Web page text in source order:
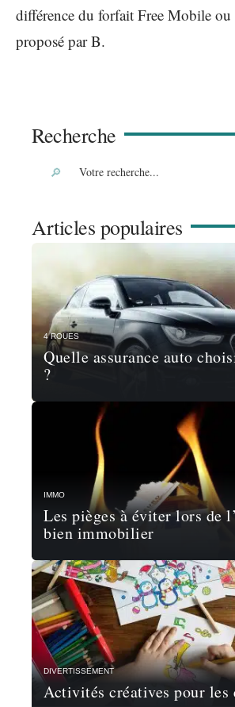
différence du forfait Free Mobile ou
proposé par B.
Recherche
Articles populaires
4 ROUES
Quelle assurance auto
?
IMMO
Les pièges à éviter lors de
bien immobilier
DIVERTISSEMENT
Activités créatives pour les